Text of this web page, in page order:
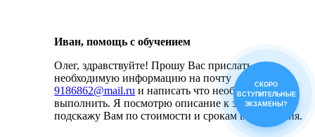
Иван, помощь с обучением
Олег, здравствуйте! Прошу Вас прислать всю
необходимую информацию на почту
9186862@mail.ru и написать что необходимо
выполнить. Я посмотрю описание к заданиям и
подскажу Вам по стоимости и срокам выполнения.
СКОРО
ВСТУПИТЕЛЬНЫЕ
ЭКЗАМЕНЫ?